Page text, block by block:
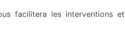
facilitera les interventions et